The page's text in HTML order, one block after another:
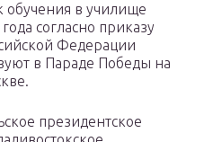
обучения в училище
согласно приказу
Федерации
в Параде Победы на
президентское